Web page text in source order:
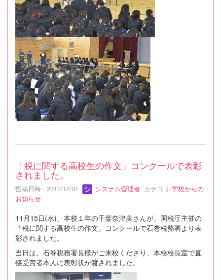
「税に関する高校生の作文」コンクールで表彰
されました。
投稿日時 : 2017/12/01 システム管理者 カテゴリ:学校からの
お知らせ
11月15日(水)、本校１年の千葉奈津美さんが、国税庁主催の
「税に関する高校生の作文」コンクールで石巻税務署より表
彰されました。
当日は、石巻税務署長様がご来校くださり、本校校長室で直
接受賞者本人に表彰状が渡されました。